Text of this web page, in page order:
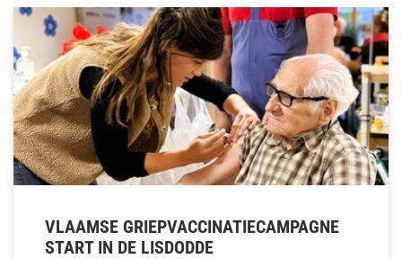
VLAAMSE GRIEPVACCINATIECAMPAGNE
START IN DE LISDODDE